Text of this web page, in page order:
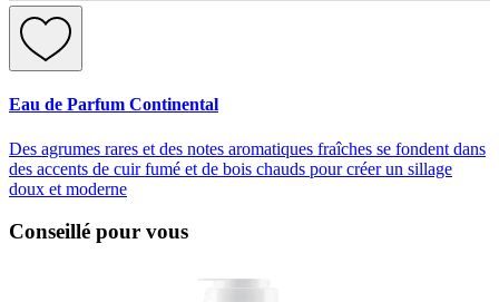
Eau de Parfum Continental
Des agrumes rares et des notes aromatiques fraîches se fondent dans
des accents de cuir fumé et de bois chauds pour créer un sillage
doux et moderne
Conseillé pour vous